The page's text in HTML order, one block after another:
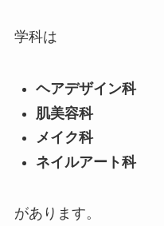
学科は
ヘアデザイン科
肌美容科
メイク科
ネイルアート科
があります。